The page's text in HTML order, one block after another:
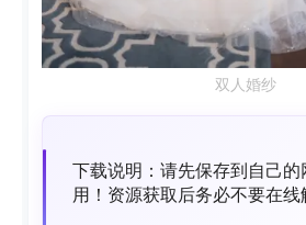
双人婚纱
下载说明：请先保存到自己的
用！资源获取后务必不要在线